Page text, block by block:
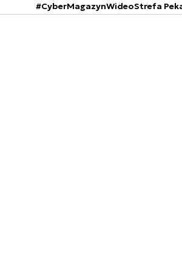
#CyberMagazynWideoStrefa